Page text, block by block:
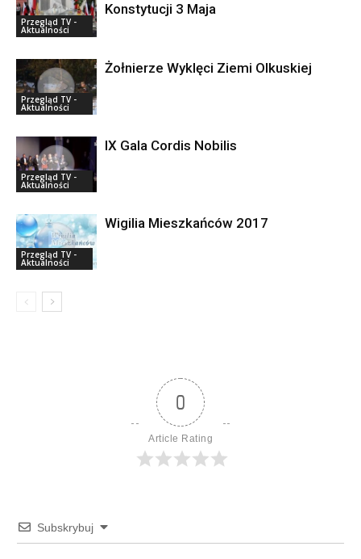
Przegląd TV -
Aktualności
Konstytucji 3 Maja
Przegląd TV -
Aktualności
Żołnierze Wyklęci Ziemi Olkuskiej
Przegląd TV -
Aktualności
IX Gala Cordis Nobilis
Przegląd TV -
Aktualności
Wigilia Mieszkańców 2017
0
Article Rating
Subskrybuj